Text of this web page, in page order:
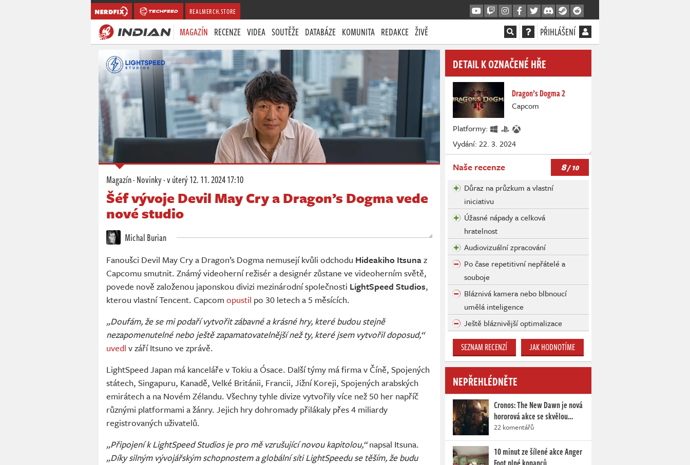
REALMERCH.STORE
MAGAZÍN RECENZE VIDEA SOUTĚŽE DATABÁZE KOMUNITA REDAKCE ŽIVĚ PŘIHLÁŠENÍ
Magazín·Novinky·v úterý12. 11. 2024 17:10
Šéf vývoje Devil May Cry a Dragon’s Dogma vede
nové studio
Michal Burian
Fanoušci Devil May Cry a Dragon’s Dogma nemusejí kvůli odchodu Hideakiho Itsunaz
Capcomu smutnit. Známý videoherní režisér a designér zůstane ve videoherním světě,
povede nově založenou japonskou divizi mezinárodní společnosti LightSpeed Studios,
kterou vlastní Tencent. Capcom opustil po 30 letech a 5 měsících.
„Doufám, že se mi podaří vytvořit zábavné a krásné hry, které budou stejně
nezapomenutelné nebo ještě zapamatovatelnější než ty, které jsem vytvořil doposud,“
uvedl v září Itsuno ve zprávě.
LightSpeed Japan má kanceláře v Tokiu a Ósace. Další týmy má firma v Číně, Spojených
státech, Singapuru, Kanadě, Velké Británii, Francii, Jižní Koreji, Spojených arabských
emirátech a na Novém Zélandu. Všechny tyhle divize vytvořily více než 50 her napříč
různými platformami a žánry. Jejich hry dohromady přilákaly přes 4 miliardy
registrovaných uživatelů.
„Připojení k LightSpeed Studios je pro mě vzrušující novou kapitolou,“napsal Itsuna.
„Díky silným vývojářským schopnostem a globální síti LightSpeedu se těším, že budu
DETAIL K OZNAČENÉ HŘE
Dragon’s Dogma 2
Capcom
Platformy:
Vydání: 22. 3. 2024
Naše recenze 8/ 10
Důraz na průzkum a vlastní
iniciativu
Úžasné nápady a celková
hratelnost
Audiovizuální zpracování
Po čase repetitivní nepřátelé a
souboje
Bláznivá kamera nebo blbnoucí
umělá inteligence
Ještě bláznivější optimalizace
SEZNAM RECENZÍ JAK HODNOTÍME
NEPŘEHLÉDNĚTE
Cronos: The New Dawn je nová
hororová akce se skvělou…
22 komentářů
10 minut ze šílené akce Anger